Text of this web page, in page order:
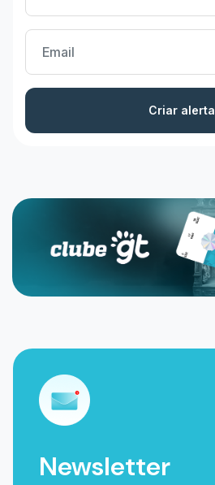
Criar alerta
Newsletter